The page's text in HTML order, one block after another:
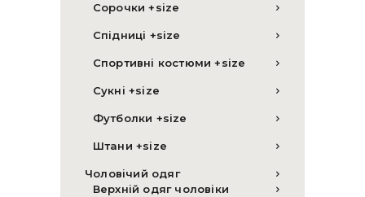
Сорочки +size
Спідниці +size
Спортивні костюми +size
Сукні +size
Футболки +size
Штани +size
Чоловічий одяг
Верхній одяг чоловіки